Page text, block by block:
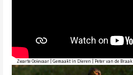
Zwarte Ooievaar | Gemaakt in Dieren | Peter van de Braak